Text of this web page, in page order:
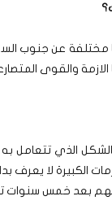
عن جنوب
الازمة والقوى
الذي تتعامل
الكبيرة لا